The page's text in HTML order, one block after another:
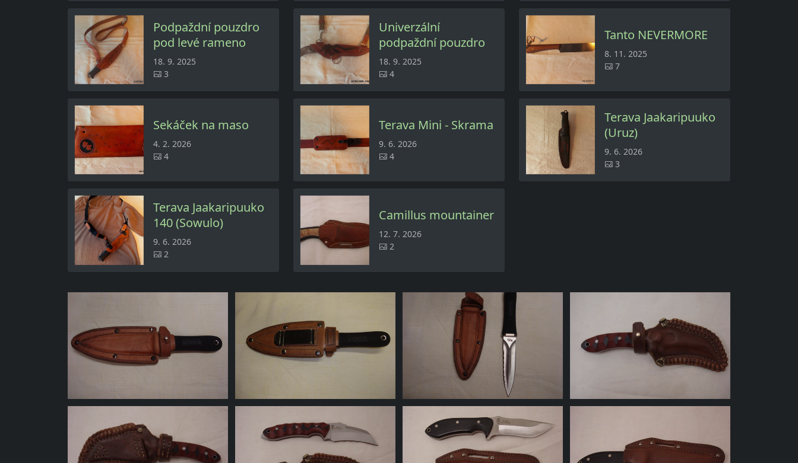
Podpaždní pouzdro
pod levé rameno
18. 9. 2025
3
Univerzální
podpaždní pouzdro
18. 9. 2025
4
Tanto NEVERMORE
8. 11. 2025
7
Sekáček na maso
4. 2. 2026
4
Terava Mini - Skrama
9. 6. 2026
4
Terava Jaakaripuuko
(Uruz)
9. 6. 2026
3
Terava Jaakaripuuko
140 (Sowulo)
9. 6. 2026
2
Camillus mountainer
12. 7. 2026
2